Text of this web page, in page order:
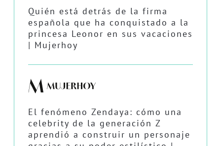
Quién está detrás de la firma
española que ha conquistado a la
princesa Leonor en sus vacaciones
| Mujerhoy
El fenómeno Zendaya: cómo una
celebrity de la generación Z
aprendió a construir un personaje